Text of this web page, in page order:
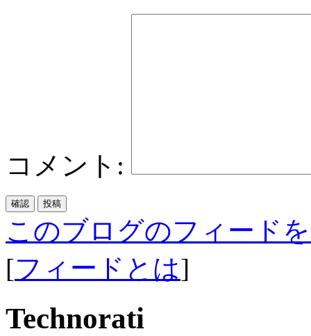
コメント:
このブログのフィード
[フィードとは]
Technorati